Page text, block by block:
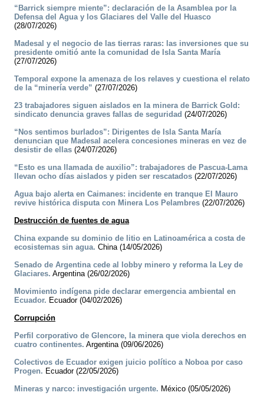
“Barrick siempre miente”: declaración de la Asamblea por la
Defensa del Agua y los Glaciares del Valle del Huasco
(28/07/2026)
Madesal y el negocio de las tierras raras: las inversiones que su
presidente omitió ante la comunidad de Isla Santa María
(27/07/2026)
Temporal expone la amenaza de los relaves y cuestiona el relato
de la “minería verde” (27/07/2026)
23 trabajadores siguen aislados en la minera de Barrick Gold:
sindicato denuncia graves fallas de seguridad (24/07/2026)
“Nos sentimos burlados”: Dirigentes de Isla Santa María
denuncian que Madesal acelera concesiones mineras en vez de
desistir de ellas (24/07/2026)
“Esto es una llamada de auxilio”: trabajadores de Pascua-Lama
llevan ocho días aislados y piden ser rescatados (22/07/2026)
Agua bajo alerta en Caimanes: incidente en tranque El Mauro
revive histórica disputa con Minera Los Pelambres (22/07/2026)
Destrucción de fuentes de agua
China expande su dominio de litio en Latinoamérica a costa de
ecosistemas sin agua. China (14/05/2026)
Senado de Argentina cede al lobby minero y reforma la Ley de
Glaciares. Argentina (26/02/2026)
Movimiento indígena pide declarar emergencia ambiental en
Ecuador. Ecuador (04/02/2026)
Corrupción
Perfil corporativo de Glencore, la minera que viola derechos en
cuatro continentes. Argentina (09/06/2026)
Colectivos de Ecuador exigen juicio político a Noboa por caso
Progen. Ecuador (22/05/2026)
Mineras y narco: investigación urgente. México (05/05/2026)